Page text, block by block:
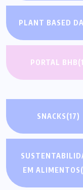
PLANT BASED
PORTAL BHB
SNACKS(17)
EM ALIMENTOS